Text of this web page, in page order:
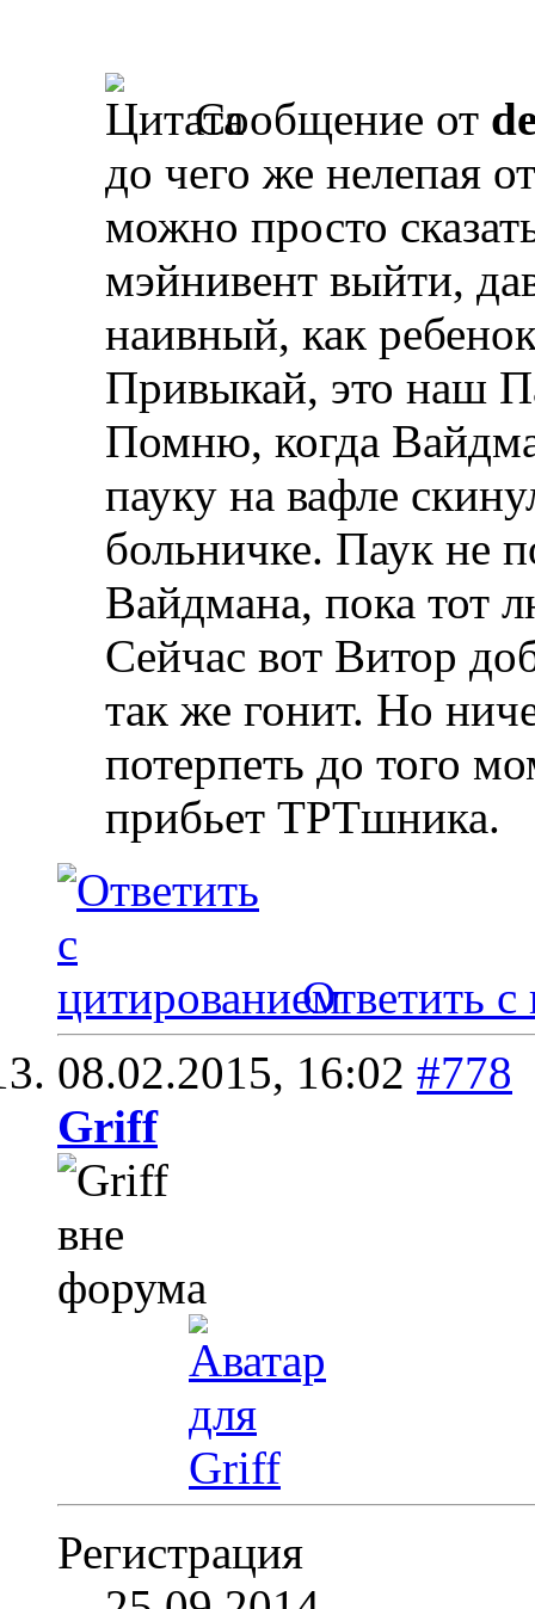
Сообщение от
до чего же нелепая
можно просто
мэйнивент выйти,
наивный, как
Привыкай, это наш
Помню, когда
пауку на вафле
больничке. Паук не
Вайдмана, пока тот
Сейчас вот Витор
так же гонит. Но
потерпеть до того
прибьет ТРТшника.
Ответить с
08.02.2015, 16:02 #778
Griff
Регистрация